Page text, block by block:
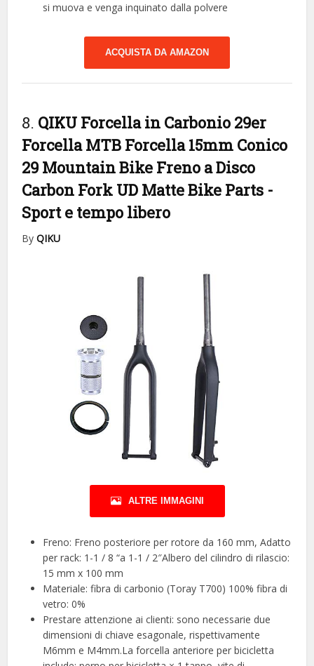
si muova e venga inquinato dalla polvere
ACQUISTA DA AMAZON
8. QIKU Forcella in Carbonio 29er
Forcella MTB Forcella 15mm Conico
29 Mountain Bike Freno a Disco
Carbon Fork UD Matte Bike Parts -
Sport e tempo libero
ByQIKU
ALTRE IMMAGINI
Freno: Freno posteriore per rotore da 160 mm, Adatto
per rack: 1-1 / 8 “a 1-1 / 2″Albero del cilindro di rilascio:
15 mm x 100 mm
Materiale: fibra di carbonio (Toray T700) 100% fibra di
vetro: 0%
Prestare attenzione ai clienti: sono necessarie due
dimensioni di chiave esagonale, rispettivamente
M6mm e M4mm.La forcella anteriore per bicicletta